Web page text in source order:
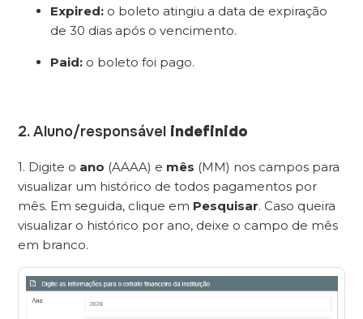
Expired: o boleto atingiu a data de expiração
de 30 dias após o vencimento.
Paid: o boleto foi pago.
2. Aluno/responsável indefinido
1. Digite o ano (AAAA) e mês (MM) nos campos para
visualizar um histórico de todos pagamentos por
mês. Em seguida, clique em Pesquisar. Caso queira
visualizar o histórico por ano, deixe o campo de mês
em branco.